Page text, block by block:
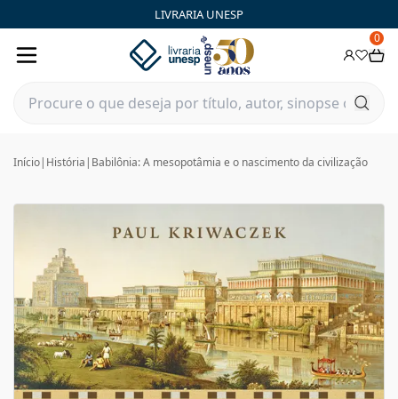
LIVRARIA UNESP
0
Início| História | Babilônia: A mesopotâmia e o nascimento da civilização